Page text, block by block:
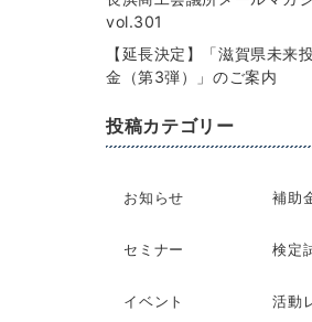
vol.301
【延長決定】「滋賀県未来
金（第3弾）」のご案内
投稿カテゴリー
お知らせ 補助
セミナー 検定
イベント 活動